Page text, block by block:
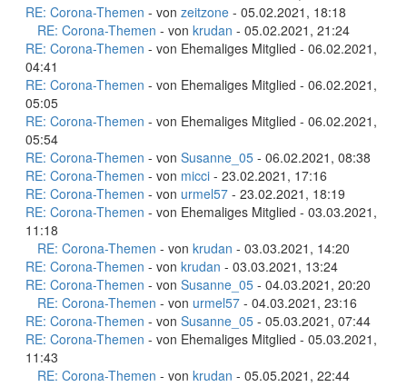
RE: Corona-Themen - von zeitzone - 05.02.2021, 18:18
RE: Corona-Themen - von krudan - 05.02.2021, 21:24
RE: Corona-Themen - von Ehemaliges Mitglied - 06.02.2021,
04:41
RE: Corona-Themen - von Ehemaliges Mitglied - 06.02.2021,
05:05
RE: Corona-Themen - von Ehemaliges Mitglied - 06.02.2021,
05:54
RE: Corona-Themen - von Susanne_05 - 06.02.2021, 08:38
RE: Corona-Themen - von micci - 23.02.2021, 17:16
RE: Corona-Themen - von urmel57 - 23.02.2021, 18:19
RE: Corona-Themen - von Ehemaliges Mitglied - 03.03.2021,
11:18
RE: Corona-Themen - von krudan - 03.03.2021, 14:20
RE: Corona-Themen - von krudan - 03.03.2021, 13:24
RE: Corona-Themen - von Susanne_05 - 04.03.2021, 20:20
RE: Corona-Themen - von urmel57 - 04.03.2021, 23:16
RE: Corona-Themen - von Susanne_05 - 05.03.2021, 07:44
RE: Corona-Themen - von Ehemaliges Mitglied - 05.03.2021,
11:43
RE: Corona-Themen - von krudan - 05.05.2021, 22:44